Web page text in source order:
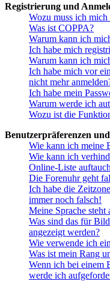
Registrierung und
Wozu muss ich mich
Was ist COPPA?
Warum kann ich
Ich habe mich
Warum kann ich
Ich habe mich vor
nicht mehr
Ich habe mein
Warum werde ich
Wozu ist die
Benutzerpräferenzen
Wie kann ich meine
Wie kann ich
Online-Liste
Die Forenuhr geht
Ich habe die
immer noch falsch!
Meine Sprache
Was sind das für
angezeigt werden?
Wie verwende ich
Was ist mein Rang
Wenn ich bei einem
werde ich